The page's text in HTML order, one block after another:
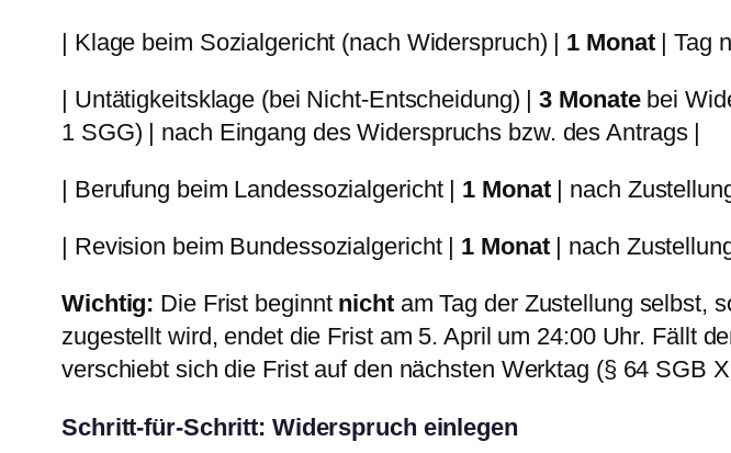
| Klage beim Sozialgericht (nach Widerspruch) | 1 Monat| Tag
| Untätigkeitsklage (bei Nicht-Entscheidung) |3 Monatebei
1 SGG) | nach Eingang des Widerspruchs bzw. des Antrags |
| Berufung beim Landessozialgericht | 1 Monat| nach
| Revision beim Bundessozialgericht | 1 Monat| nach
Wichtig: Die Frist beginnt nichtam Tag der Zustellung selbst,
zugestellt wird, endet die Frist am 5. April um 24:00 Uhr. Fällt
verschiebt sich die Frist auf den nächsten Werktag (§ 64 SGB
Schritt-für-Schritt: Widerspruch einlegen